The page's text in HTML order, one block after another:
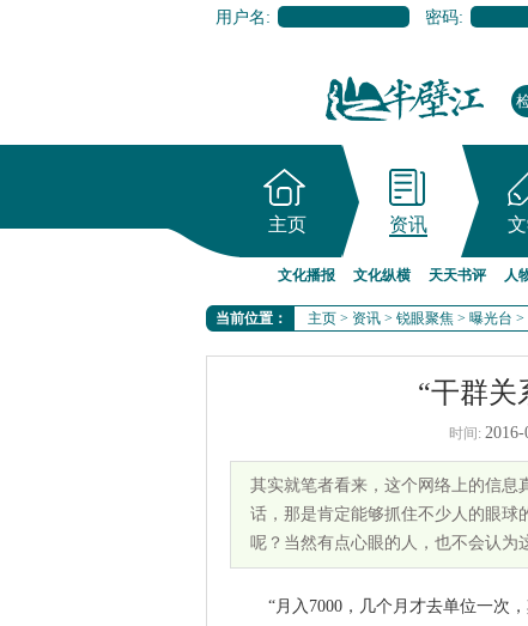
用户名: 密码:
主页 资讯
文化播报 文化纵横 天天书评 人
当前位置： 主页 > 资讯 > 锐眼聚焦 > 曝光台 >
“干群关
时间: 2016-
其实就笔者看来，这个网络上的信息
话，那是肯定能够抓住不少人的眼球
呢？当然有点心眼的人，也不会认为
“月入7000，几个月才去单位一次